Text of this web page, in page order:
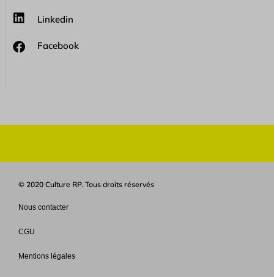
Linkedin
Facebook
© 2020 Culture RP. Tous droits réservés
Nous contacter
CGU
Mentions légales